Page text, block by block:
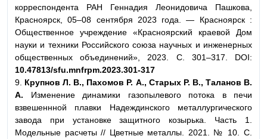
корреспондента РАН Геннадия Леонидовича Пашкова,
Красноярск, 05–08 сентября 2023 года. — Красноярск :
Общественное учреждение «Красноярский краевой Дом
науки и техники Российского союза научных и инженерных
общественных объединений», 2023. С. 301–317. DOI:
10.47813/sfu.mnfrpm.2023.301-317
9. Крупнов Л. В., Пахомов Р. А., Старых Р. В., Таланов В.
А. Изменение динамики газопылевого потока в печи
взвешеннной плавки Надеждинского металлургического
завода при установке защитного козырька. Часть 1.
Модельные расчеты // Цветные металлы. 2021. № 10. С.